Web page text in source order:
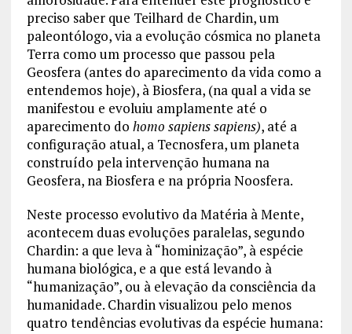
preciso saber que Teilhard de Chardin, um
paleontólogo, via a evolução cósmica no planeta
Terra como um processo que passou pela
Geosfera (antes do aparecimento da vida como a
entendemos hoje), à Biosfera, (na qual a vida se
manifestou e evoluiu amplamente até o
aparecimento do homo sapiens sapiens), até a
configuração atual, a Tecnosfera, um planeta
construído pela intervenção humana na
Geosfera, na Biosfera e na própria Noosfera.
Neste processo evolutivo da Matéria à Mente,
acontecem duas evoluções paralelas, segundo
Chardin: a que leva à “hominização”, à espécie
humana biológica, e a que está levando à
“humanização”, ou à elevação da consciência da
humanidade. Chardin visualizou pelo menos
quatro tendências evolutivas da espécie humana: